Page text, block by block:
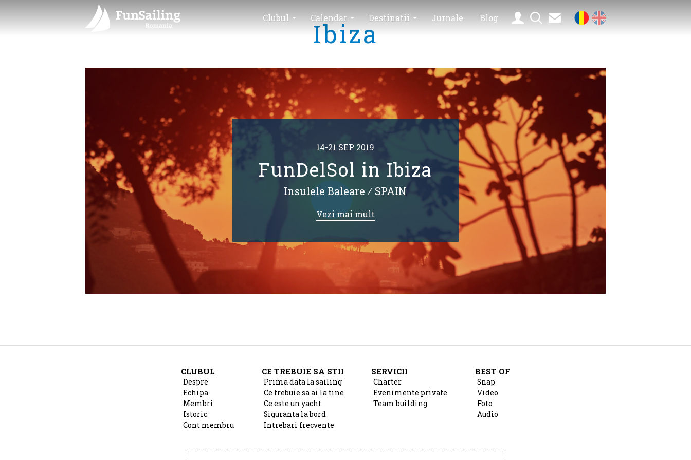
Clubul Calendar Destinatii Jurnale Blog
Ibiza
14-21 SEP 2019
FunDelSol in Ibiza
Insulele Baleare ⁄ SPAIN
Vezi mai mult
CLUBUL
Despre
Echipa
Membri
Istoric
Cont membru
CE TREBUIE SA STII
Prima data la sailing
Ce trebuie sa ai la tine
Ce este un yacht
Siguranta la bord
Intrebari frecvente
SERVICII
Charter
Evenimente private
Team building
BEST OF
Snap
Video
Foto
Audio